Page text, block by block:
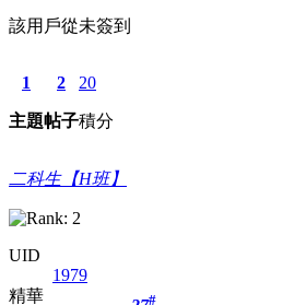
該用戶從未簽到
1
主題
2
帖子
20
積分
二科生【H班】
UID
1979
精華
#